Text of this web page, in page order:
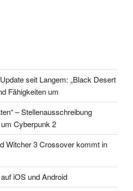
seit Langem: „Black Desert
Fähigkeiten um
– Stellenausschreibung
Cyberpunk 2
Witcher 3 Crossover kommt in
iOS und Android